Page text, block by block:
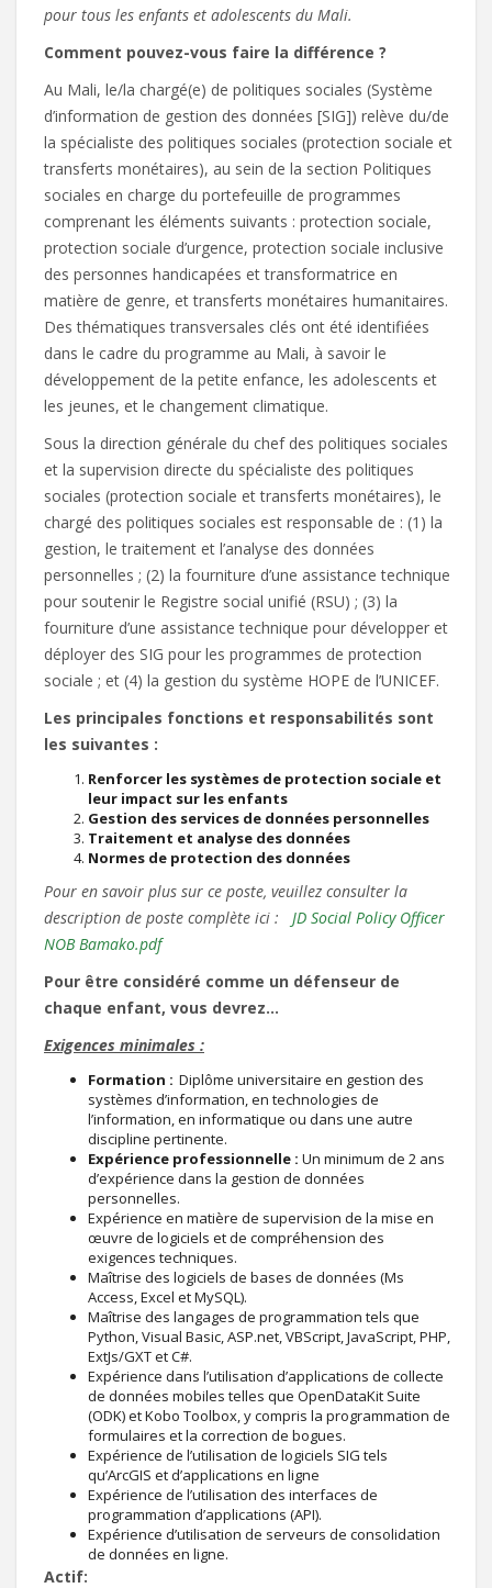
pour tous les enfants et adolescents du Mali.
Comment pouvez-vous faire la différence ?
Au Mali, le/la chargé(e) de politiques sociales (Système
d’information de gestion des données [SIG]) relève du/de
la spécialiste des politiques sociales (protection sociale et
transferts monétaires), au sein de la section Politiques
sociales en charge du portefeuille de programmes
comprenant les éléments suivants : protection sociale,
protection sociale d’urgence, protection sociale inclusive
des personnes handicapées et transformatrice en
matière de genre, et transferts monétaires humanitaires.
Des thématiques transversales clés ont été identifiées
dans le cadre du programme au Mali, à savoir le
développement de la petite enfance, les adolescents et
les jeunes, et le changement climatique.
Sous la direction générale du chef des politiques sociales
et la supervision directe du spécialiste des politiques
sociales (protection sociale et transferts monétaires), le
chargé des politiques sociales est responsable de : (1) la
gestion, le traitement et l’analyse des données
personnelles ; (2) la fourniture d’une assistance technique
pour soutenir le Registre social unifié (RSU) ; (3) la
fourniture d’une assistance technique pour développer et
déployer des SIG pour les programmes de protection
sociale ; et (4) la gestion du système HOPE de l’UNICEF.
Les principales fonctions et responsabilités sont
les suivantes :
Renforcer les systèmes de protection sociale et
leur impact sur les enfants
Gestion des services de données personnelles
Traitement et analyse des données
Normes de protection des données
Pour en savoir plus sur ce poste, veuillez consulter la
description de poste complète ici : JD Social Policy Officer
NOB Bamako.pdf
Pour être considéré comme un défenseur de
chaque enfant, vous devrez…
Exigences minimales :
Formation : Diplôme universitaire en gestion des
systèmes d’information, en technologies de
l’information, en informatique ou dans une autre
discipline pertinente.
Expérience professionnelle : Un minimum de 2 ans
d’expérience dans la gestion de données
personnelles.
Expérience en matière de supervision de la mise en
œuvre de logiciels et de compréhension des
exigences techniques.
Maîtrise des logiciels de bases de données (Ms
Access, Excel et MySQL).
Maîtrise des langages de programmation tels que
Python, Visual Basic, ASP.net, VBScript, JavaScript, PHP,
ExtJs/GXT et C#.
Expérience dans l’utilisation d’applications de collecte
de données mobiles telles que OpenDataKit Suite
(ODK) et Kobo Toolbox, y compris la programmation de
formulaires et la correction de bogues.
Expérience de l’utilisation de logiciels SIG tels
qu’ArcGIS et d’applications en ligne
Expérience de l’utilisation des interfaces de
programmation d’applications (API).
Expérience d’utilisation de serveurs de consolidation
de données en ligne.
Actif: